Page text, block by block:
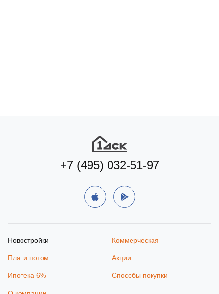
+7 (495) 032-51-97
Новостройки Коммерческая
Плати потом Акции
Ипотека 6% Способы покупки